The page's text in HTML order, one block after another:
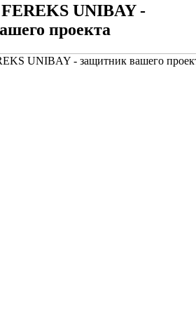
UNIBAY -
проекта